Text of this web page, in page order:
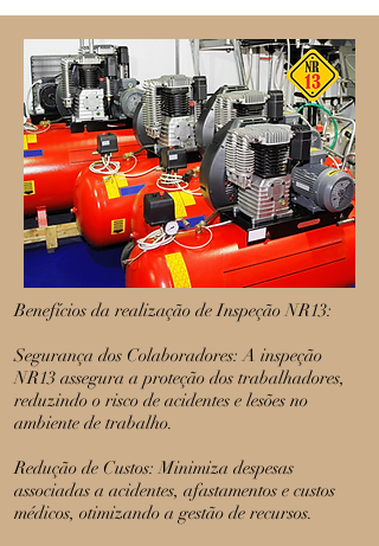
Benefícios da realização de Inspeção NR13:
Segurança dos Colaboradores: A inspeção
NR13 assegura a proteção dos trabalhadores,
reduzindo o risco de acidentes e lesões no
ambiente de trabalho.
Redução de Custos: Minimiza despesas
associadas a acidentes, afastamentos e custos
médicos, otimizando a gestão de recursos.